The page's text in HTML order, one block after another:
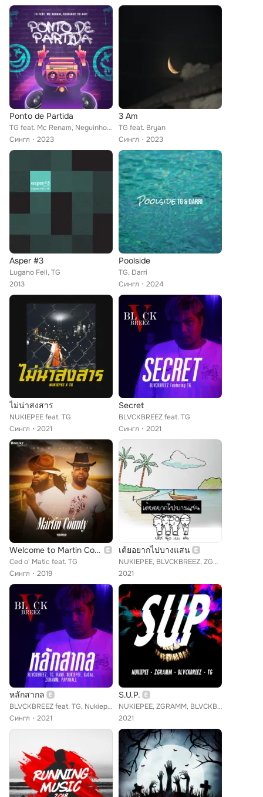
Ponto de Partida
TG feat. Mc Renam, Neguinho do Rap
Сингл
2023
3 Am
TG feat. Bryan
Сингл
2023
Asper #3
Lugano Fell, TG
2013
Poolside
TG, Darri
Сингл
2024
ไม่น่าสงสาร
NUKIEPEE feat. TG
Сингл
2021
Secret
BLVCKBREEZ feat. TG
Сингл
2021
Welcome to Martin County
Ced o' Matic feat. TG
Сингл
2019
เต้ยอยากไปบางแสน
NUKIEPEE, BLVCKBREEZ, ZGRAMM, TG
2021
หลักสากล
BLVCKBREEZ feat. TG, Nukiepee, Zgramm, Papaball, GuCha, Rami
Сингл
2021
S.U.P.
NUKIEPEE, ZGRAMM, BLVCKBREEZ, TG
2021